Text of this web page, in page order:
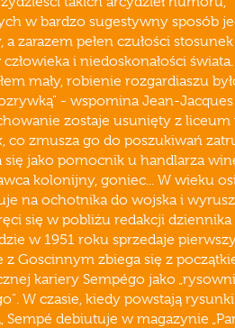
w bardzo sugestywny sposób
zarazem pełen czułości
i niedoskonałości świata.
mały, robienie rozgardiaszu
- wspomina Jean-Jacques
zostaje usunięty z liceum
co zmusza go do poszukiwań
się jako pomocnik u handlarza
kolonijny, goniec... W wieku
na ochotnika do wojska i
się w pobliżu redakcji dziennika
w 1951 roku sprzedaje
z Goscinnym zbiega się z
kariery Sempégo jako
W czasie, kiedy powstają
Sempé debiutuje w magazynie